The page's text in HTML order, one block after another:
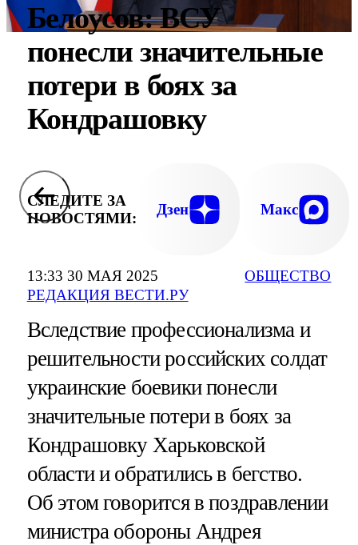
13:33 30 МАЯ 2025
РЕДАКЦИЯ ВЕСТИ.РУ
ОБЩЕСТВО
Белоусов: ВСУ
понесли значительные
потери в боях за
Кондрашовку
СЛЕДИТЕ ЗА
НОВОСТЯМИ:
Дзен Макс
Вследствие профессионализма и
решительности российских солдат
украинские боевики понесли
значительные потери в боях за
Кондрашовку Харьковской
области и обратились в бегство.
Об этом говорится в поздравлении
министра обороны Андрея